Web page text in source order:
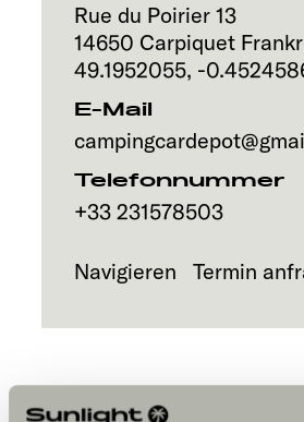
Rue du Poirier 13
14650 Carpiquet
49.1952055, -
E-Mail
Telefonnummer
+33 231578503
Navigieren Termin